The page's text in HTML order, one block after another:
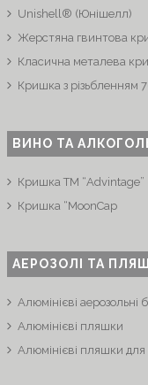
Unishell® (Юнішелл)
Жерстяна гвинтова
Класична металева
Кришка з різьбленням
ВИНО ТА
Кришка ТМ “Advintage”
Кришка “MoonCap
АЕРОЗОЛІ ТА
Алюмінієві аерозольні
Алюмінієві пляшки
Алюмінієві пляшки для